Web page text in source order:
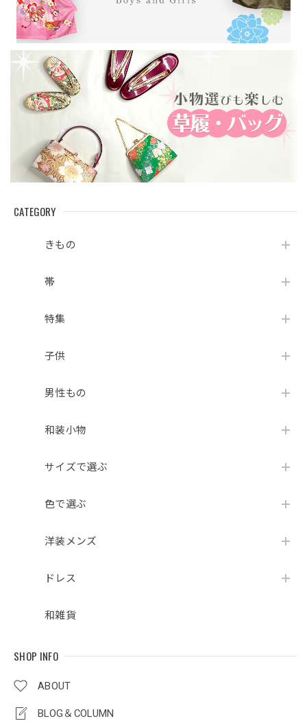
CATEGORY
きもの
帯
特集
子供
男性もの
和装小物
サイズで選ぶ
色で選ぶ
洋装メンズ
ドレス
和雑貨
SHOP INFO
ABOUT
BLOG＆COLUMN